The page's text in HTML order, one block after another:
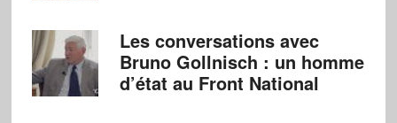
Les conversations avec
Bruno Gollnisch : un homme
d’état au Front National